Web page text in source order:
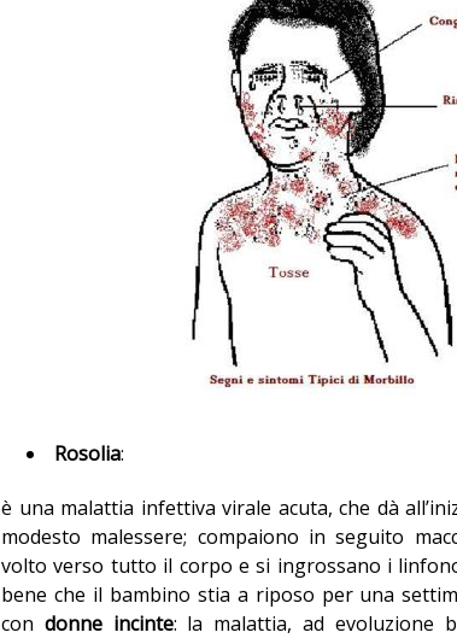
Rosolia:
è una malattia infettiva virale acuta, che dà
modesto malessere; compaiono in seguito
volto verso tutto il corpo e si ingrossano i
bene che il bambino stia a riposo per una
con donne incinte: la malattia, ad evoluzione